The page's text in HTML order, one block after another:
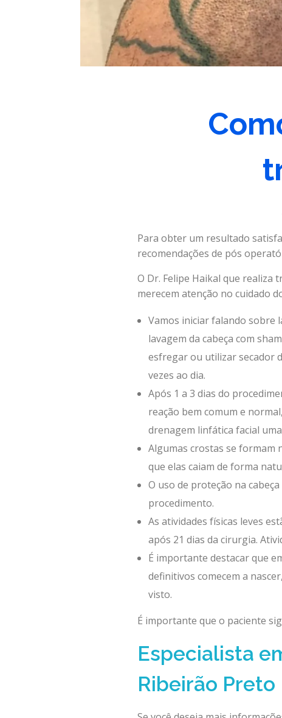
Para obter um resultado
recomendações de pós
O Dr. Felipe Haikal que realiza
merecem atenção no cuidado
Vamos iniciar falando sobre
lavagem da cabeça com
esfregar ou utilizar secador
vezes ao dia.
Após 1 a 3 dias do
reação bem comum e
drenagem linfática facial
Algumas crostas se formam
que elas caiam de forma
O uso de proteção na
procedimento.
As atividades físicas leves
após 21 dias da cirurgia.
É importante destacar que
definitivos comecem a
visto.
É importante que o paciente
Especialista
Ribeirão Preto